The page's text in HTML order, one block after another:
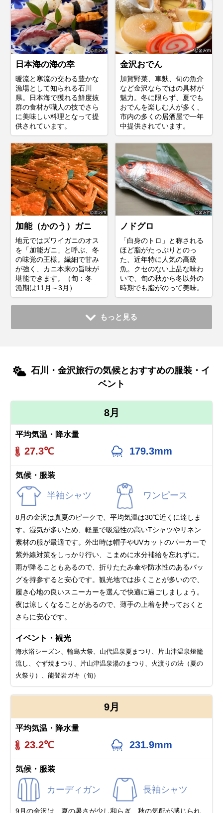
日本海の海の幸
暖流と寒流の交わる豊かな
漁場として知られる石川
県。日本海で獲れる鮮度抜
群の食材が職人の技でさら
に美味しい料理となって提
供されています。
金沢おでん
加賀野菜、車麩、旬の魚介
など金沢ならではの具材が
魅力。冬に限らず、夏でも
おでんを楽しむ人が多く、
市内の多くの居酒屋で一年
中提供されています。
加能（かのう）ガニ
地元ではズワイガニのオス
を「加能ガニ」と呼ぶ、冬
の味覚の王様。繊細で甘み
が強く、カニ本来の旨味が
堪能できます。（旬：冬
漁期は11月～3月）
ノドグロ
「白身のトロ」と称される
ほど脂がたっぷりとのっ
た、近年特に人気の高級
魚。クセのない上品な味わ
いで、旬の秋から冬以外の
時期でも脂がのって美味。
もっと見る
石川・金沢旅行の気候とおすすめの服装・イ
ベント
8月
平均気温・降水量
27.3℃ 179.3mm
気候・服装
半袖シャツ ワンピース
8月の金沢は真夏のピークで、平均気温は30℃近くに達しま
す。湿気が多いため、軽量で吸湿性の高いTシャツやリネン
素材の服が最適です。外出時は帽子やUVカットのパーカーで
紫外線対策をしっかり行い、こまめに水分補給を忘れずに。
雨が降ることもあるので、折りたたみ傘や防水性のあるバッ
グを持参すると安心です。観光地では歩くことが多いので、
履き心地の良いスニーカーを選んで快適に過ごしましょう。
夜は涼しくなることがあるので、薄手の上着を持っておくと
さらに安心です。
イベント・観光
海水浴シーズン、輪島大祭、山代温泉夏まつり、片山津温泉燈籠
流し、ぐず焼まつり、片山津温泉湯のまつり、火渡りの法（夏の
火祭り）、能登岩ガキ（旬）
9月
平均気温・降水量
23.2℃ 231.9mm
気候・服装
カーディガン 長袖シャツ
9月の金沢は、夏の暑さが少し和らぎ、秋の気配が感じられ